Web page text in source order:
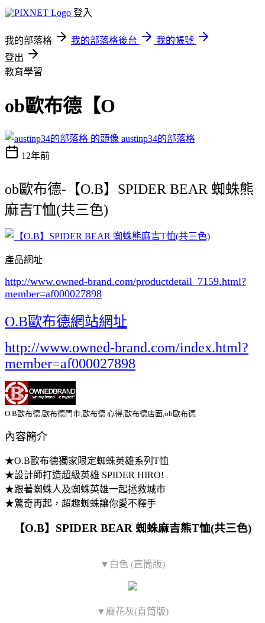
登入
我的部落格 我的部落格後台
我的帳號
登出
教育學習
ob歐布德【O
austinp34的部落格
12年前
ob歐布德-【O.B】SPIDER BEAR 蜘蛛熊
麻吉T恤(共三色)
產品網址
http://www.owned-brand.com/productdetail_7159.html?
member=af000027898
O.B歐布德網站網址
http://www.owned-brand.com/index.html?
member=af000027898
O.B歐布德,歐布德門市,歐布德 心得,歐布德店面,ob歐布德
內容簡介
★O.B歐布德獨家限定蜘蛛英雄系列T恤
★設計師打造超級英雄 SPIDER HIRO!
★跟著蜘蛛人及蜘蛛英雄一起拯救城市
★驚奇再起，超趣蜘蛛讓你愛不釋手
【O.B】SPIDER BEAR 蜘蛛麻吉熊T恤(共三色)
▼白色 (直筒版)
▼麻花灰(直筒版)